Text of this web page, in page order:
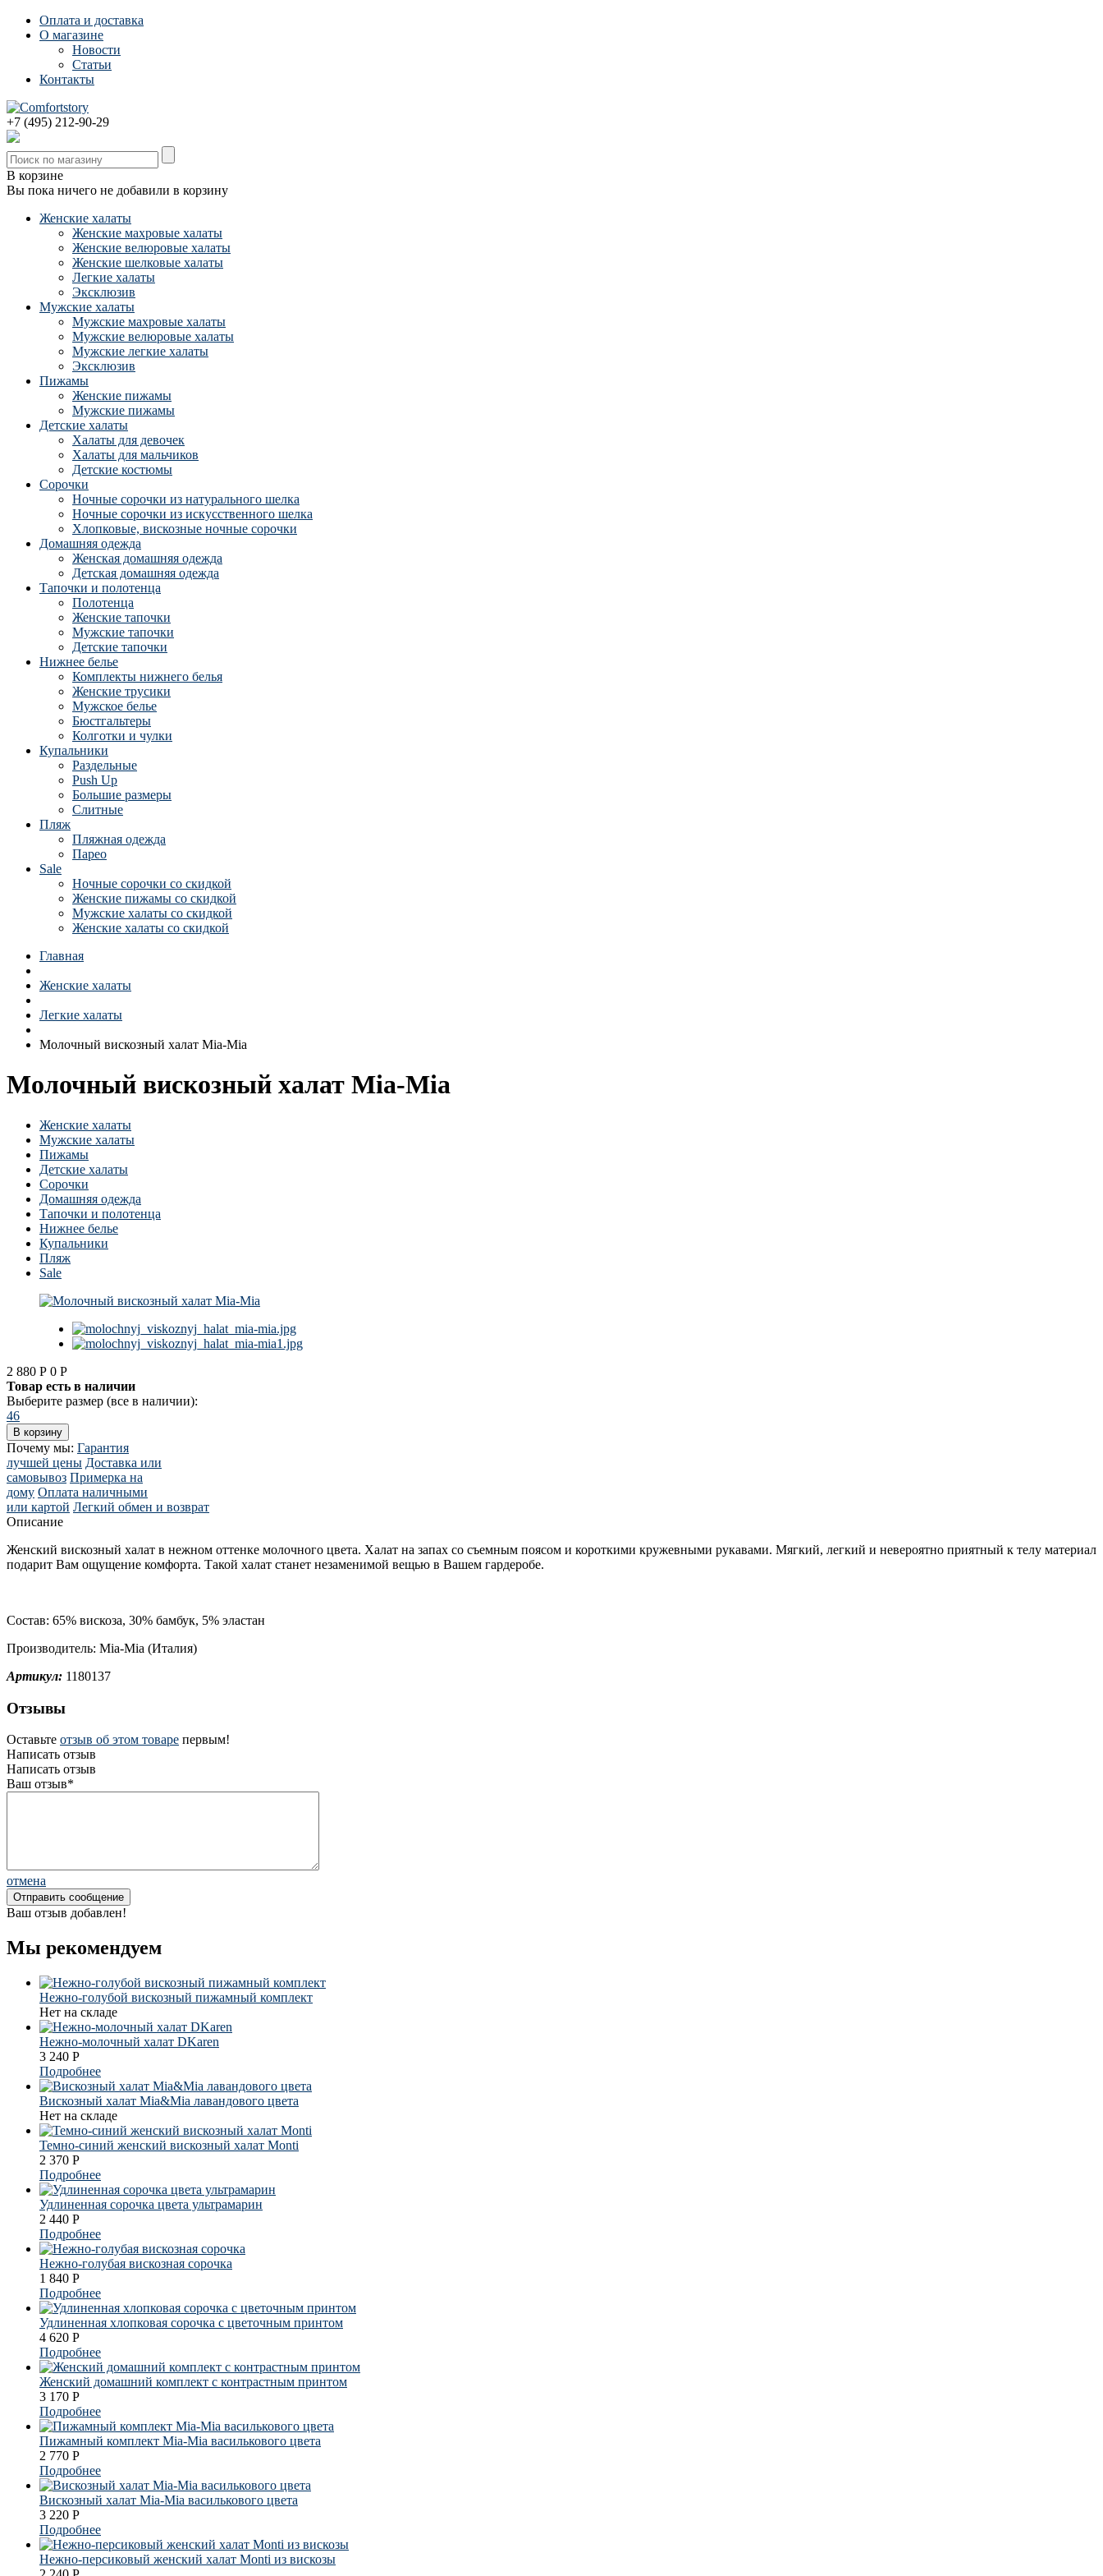
Оплата и доставка
О магазине
Новости
Статьи
Контакты
+7 (495) 212-90-29
В корзине
Вы пока ничего не добавили в корзину
Женские халаты
Женские махровые халаты
Женские велюровые халаты
Женские шелковые халаты
Легкие халаты
Эксклюзив
Мужские халаты
Мужские махровые халаты
Мужские велюровые халаты
Мужские легкие халаты
Эксклюзив
Пижамы
Женские пижамы
Мужские пижамы
Детские халаты
Халаты для девочек
Халаты для мальчиков
Детские костюмы
Сорочки
Ночные сорочки из натурального шелка
Ночные сорочки из искусственного шелка
Хлопковые, вискозные ночные сорочки
Домашняя одежда
Женская домашняя одежда
Детская домашняя одежда
Тапочки и полотенца
Полотенца
Женские тапочки
Мужские тапочки
Детские тапочки
Нижнее белье
Комплекты нижнего белья
Женские трусики
Мужское белье
Бюстгальтеры
Колготки и чулки
Купальники
Раздельные
Push Up
Большие размеры
Слитные
Пляж
Пляжная одежда
Парео
Sale
Ночные сорочки со скидкой
Женские пижамы со скидкой
Мужские халаты со скидкой
Женские халаты со скидкой
Главная
Женские халаты
Легкие халаты
Молочный вискозный халат Mia-Mia
Молочный вискозный халат Mia-Mia
Женские халаты
Мужские халаты
Пижамы
Детские халаты
Сорочки
Домашняя одежда
Тапочки и полотенца
Нижнее белье
Купальники
Пляж
Sale
2 880 Р 0 Р
Товар есть в наличии
Выберите размер (все в наличии):
46
Почему мы: Гарантия
лучшей цены Доставка или
самовывоз Примерка на
дому Оплата наличными
или картой Легкий обмен и возврат
Описание
Женский вискозный халат в нежном оттенке молочного цвета. Халат на запах со съемным поясом и короткими кружевными рукавами. Мягкий, легкий и невероятно приятный к телу материал
подарит Вам ощущение комфорта. Такой халат станет незаменимой вещью в Вашем гардеробе.
Состав: 65% вискоза, 30% бамбук, 5% эластан
Производитель: Mia-Mia (Италия)
Артикул: 1180137
Отзывы
Оставьте отзыв об этом товаре первым!
Написать отзыв
Написать отзыв
Ваш отзыв*
отмена
Ваш отзыв добавлен!
Мы рекомендуем
Нежно-голубой вискозный пижамный комплект
Нет на складе
Нежно-молочный халат DKaren
3 240 Р
Подробнее
Вискозный халат Mia&Mia лавандового цвета
Нет на складе
Темно-синий женский вискозный халат Monti
2 370 Р
Подробнее
Удлиненная сорочка цвета ультрамарин
2 440 Р
Подробнее
Нежно-голубая вискозная сорочка
1 840 Р
Подробнее
Удлиненная хлопковая сорочка с цветочным принтом
4 620 Р
Подробнее
Женский домашний комплект с контрастным принтом
3 170 Р
Подробнее
Пижамный комплект Mia-Mia василькового цвета
2 770 Р
Подробнее
Вискозный халат Mia-Mia василькового цвета
3 220 Р
Подробнее
Нежно-персиковый женский халат Monti из вискозы